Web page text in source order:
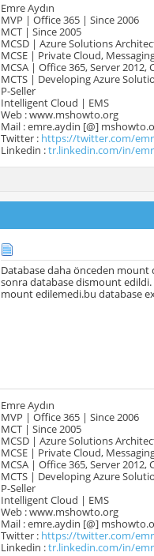
Emre Aydın
MVP | Office 365 | Since 2006
MCT | Since 2005
MCSD | Azure Solutions
MCSE | Private Cloud,
MCSA | Office 365, Server 2012,
MCTS | Developing Azure
P-Seller
Intelligent Cloud | EMS
Web : www.mshowto.org
Mail : emre.aydin [@]
Twitter : https://twitter.com/
Linkedin :tr.linkedin.com/in/
Database daha önceden mount
sonra database dismount
mount edilemedi.bu database
Emre Aydın
MVP | Office 365 | Since 2006
MCT | Since 2005
MCSD | Azure Solutions
MCSE | Private Cloud,
MCSA | Office 365, Server 2012,
MCTS | Developing Azure
P-Seller
Intelligent Cloud | EMS
Web : www.mshowto.org
Mail : emre.aydin [@]
Twitter : https://twitter.com/
Linkedin :tr.linkedin.com/in/